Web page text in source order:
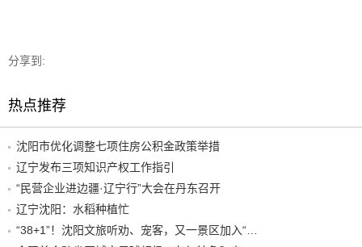
分享到:
热点推荐
沈阳市优化调整七项住房公积金政策举措
辽宁发布三项知识产权工作指引
“民营企业进边疆·辽宁行”大会在丹东召开
辽宁沈阳：水稻种植忙